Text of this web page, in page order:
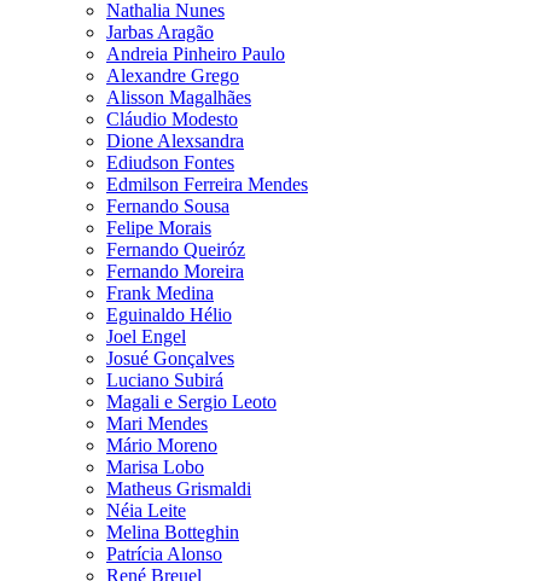
Nathalia Nunes
Jarbas Aragão
Andreia Pinheiro Paulo
Alexandre Grego
Alisson Magalhães
Cláudio Modesto
Dione Alexsandra
Ediudson Fontes
Edmilson Ferreira Mendes
Fernando Sousa
Felipe Morais
Fernando Queiróz
Fernando Moreira
Frank Medina
Eguinaldo Hélio
Joel Engel
Josué Gonçalves
Luciano Subirá
Magali e Sergio Leoto
Mari Mendes
Mário Moreno
Marisa Lobo
Matheus Grismaldi
Néia Leite
Melina Botteghin
Patrícia Alonso
René Breuel